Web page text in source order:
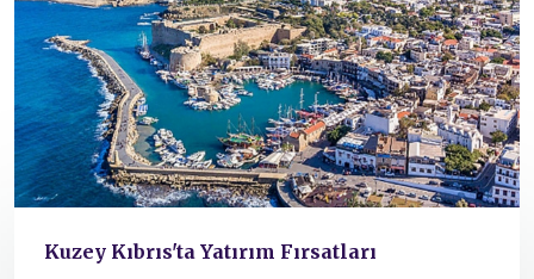
Kuzey Kıbrıs'ta Yatırım Fırsatları